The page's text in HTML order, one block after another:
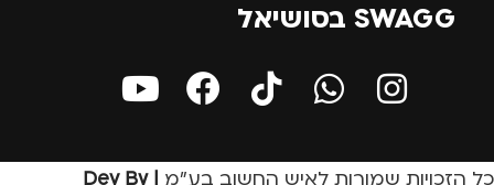
SWAGG בסושיאל
כל הזכויות שמורות לאיש החשוב בע״מ | Dev By